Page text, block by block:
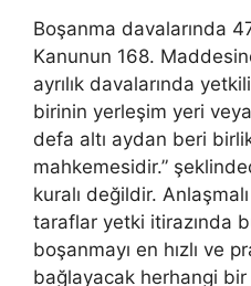
Boşanma davalarında
Kanunun 168.
ayrılık davalarında
birinin yerleşim yeri
defa altı aydan beri
mahkemesidir.”
kuralı değildir.
taraflar yetki itirazında
boşanmayı en hızlı ve
bağlayacak herhangi